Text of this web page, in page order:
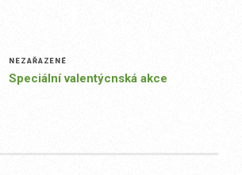
NEZAŘAZENÉ
Speciální valentýcnská akce